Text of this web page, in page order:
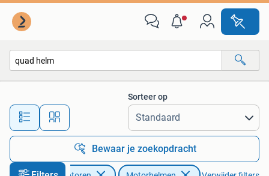
Alle afstanden…
Sorteer op
Bewaar je zoekopdracht